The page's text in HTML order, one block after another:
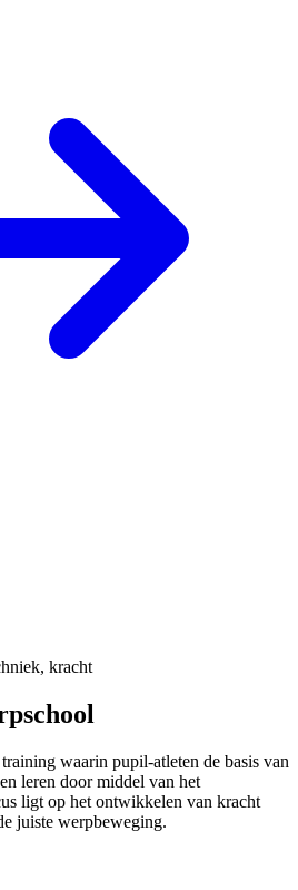
kracht
waarin pupil-atleten de basis van
leren door middel van het
ligt op het ontwikkelen van kracht
juiste werpbeweging.